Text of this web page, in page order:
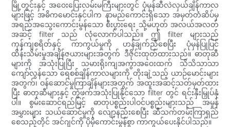
မြို့တွင်းနှင့် အဝေးပြေးလမ်းမကြီးများတွင် ပုံမှန်ဆီလဲလှယ်ချိန်ကာလ
များဖြင့် အဓိကမောင်းနှင်ပါက နာမည်ကောင်းရှိသော အမှတ်တံဆိပ်မှ
အရည်အသွေးကောင်းမွန်သော စီးပွားရေး သို့မဟုတ် အလယ်အလတ်
အဆင့် filter သည် လုံလောက်ပါသည်။ ဤ filter များသည်
ကုန်ကျစရိတ်နှင့် ကာကွယ်မှုကို ဟန်ချက်ညီစေပြီး ပုံမှန်ပြုပြင်
ထိန်းသိမ်းမှုအချိန်ဇယားများအတွက် ဒီဇိုင်းထုတ်ထားသည်။ ဓာတုဆီ
များကို အသုံးပြုပြီး သမားရိုးကျအကွာအဝေးထက် သိသိသာသာ
ကျော်လွန်သော ရေစစ်ချိန်ကာလများကို တိုးချဲ့သည့် ယာဉ်မောင်းများ
အတွက်၊ ဝန်ဆောင်မှုကြာချိန်များအတွက် အထူးအဆင့်သတ်မှတ်ထား
ပြီး ဓာတုဆီများနှင့် တွဲဖက်အသုံးပြုနိုင်သော filter တွင် ရင်းနှီးမြှုပ်နှံ
ပါ။ စွမ်းဆောင်ရည်မြင့် ဓာတုပစ္စည်းပါဝင်ပစ္စည်းများသည် အမှုန်
အမွှားများ သယ်ဆောင်မှုကို လျော့နည်းစေပြီး ဆီသက်တမ်းကြာရှည်
စေသည့်တိုင် အင်ဂျင်ကို ပိုမိုကောင်းမွန်စွာ ကာကွယ်ပေးနိုင်ပါသည်။